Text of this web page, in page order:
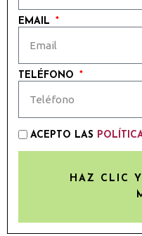
EMAIL
TELÉFONO
ACEPTO LAS
HAZ CLIC